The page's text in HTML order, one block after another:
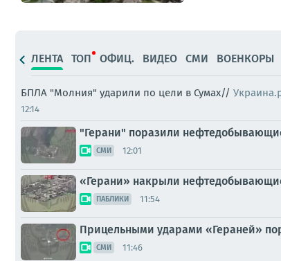
ЛЕНТА ТОП ОФИЦ. ВИДЕО СМИ ВОЕНКОРЫ
БПЛА "Молния" ударили по цели в Сумах//
12:14
"Герани" поразили
СМИ 12:01
«Герани» накрыли
ПАБЛИКИ 11:54
Прицельными ударами «Гераней»
СМИ 11:46